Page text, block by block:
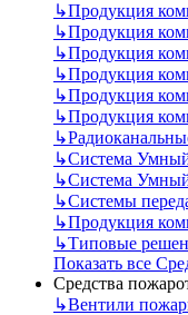
↳Продукция
↳Продукция
↳Продукция
↳Продукция
↳Продукция
↳Продукция
↳
↳Система
↳Система
↳Системы
↳Продукция
↳Типовые
Показать все
Средства
↳Вентили